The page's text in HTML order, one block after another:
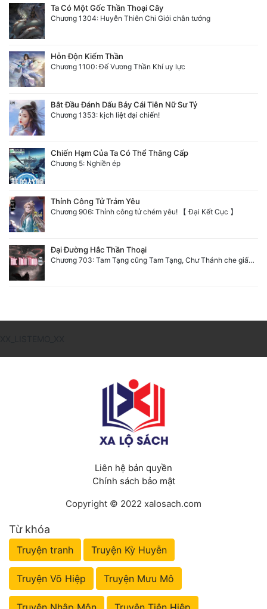
Ta Có Một Gốc Thần Thoại Cây
Chương 1304: Huyễn Thiên Chi Giới chân tướng
Hỗn Độn Kiếm Thần
Chương 1100: Đế Vương Thần Khí uy lực
Bắt Đầu Đánh Dấu Bảy Cái Tiên Nữ Sư Tỷ
Chương 1353: kịch liệt đại chiến!
Chiến Hạm Của Ta Có Thể Thăng Cấp
Chương 5: Nghiền ép
Thỉnh Công Tử Trảm Yêu
Chương 906: Thỉnh công tử chém yêu! 【 Đại Kết Cục 】
Đại Đường Hắc Thần Thoại
Chương 703: Tam Tạng cũng Tam Tạng, Chư Thánh che giấu chân tướng
Liên hệ bản quyền
Chính sách bảo mật
Copyright © 2022 xalosach.com
Từ khóa
Truyện tranh Truyện Kỳ Huyễn
Truyện Võ Hiệp Truyện Mưu Mô